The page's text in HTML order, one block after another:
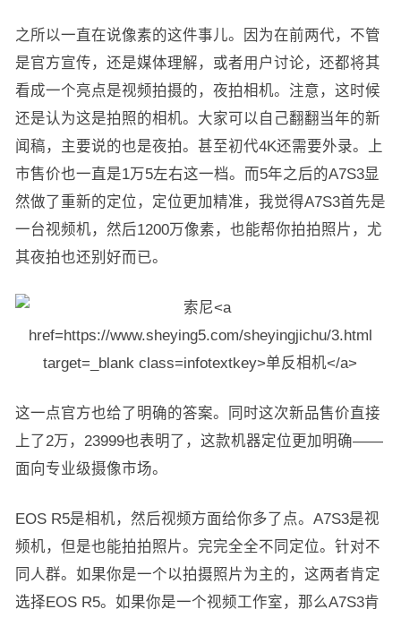
之所以一直在说像素的这件事儿。因为在前两代，不管
是官方宣传，还是媒体理解，或者用户讨论，还都将其
看成一个亮点是视频拍摄的，夜拍相机。注意，这时候
还是认为这是拍照的相机。大家可以自己翻翻当年的新
闻稿，主要说的也是夜拍。甚至初代4K还需要外录。上
市售价也一直是1万5左右这一档。而5年之后的A7S3显
然做了重新的定位，定位更加精准，我觉得A7S3首先是
一台视频机，然后1200万像素，也能帮你拍拍照片，尤
其夜拍也还别好而已。
这一点官方也给了明确的答案。同时这次新品售价直接
上了2万，23999也表明了，这款机器定位更加明确——
面向专业级摄像市场。
EOS R5是相机，然后视频方面给你多了点。A7S3是视
频机，但是也能拍拍照片。完完全全不同定位。针对不
同人群。如果你是一个以拍摄照片为主的，这两者肯定
选择EOS R5。如果你是一个视频工作室，那么A7S3肯